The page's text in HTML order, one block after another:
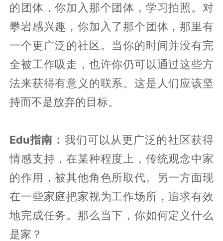
的团体，你加入那个团体，学习拍照。对
攀岩感兴趣，你加入了那个团体，那里有
一个更广泛的社区。当你的时间并没有完
全被工作吸走，也许你仍可以通过这些方
法来获得有意义的联系。这是人们应该坚
持而不是放弃的目标。
Edu指南： 我们可以从更广泛的社区获得
情感支持，在某种程度上，传统观念中家
的作用，被其他角色所取代。另一方面现
在一些家庭把家视为工作场所，追求有效
地完成任务。那么当下，你如何定义什么
是家？